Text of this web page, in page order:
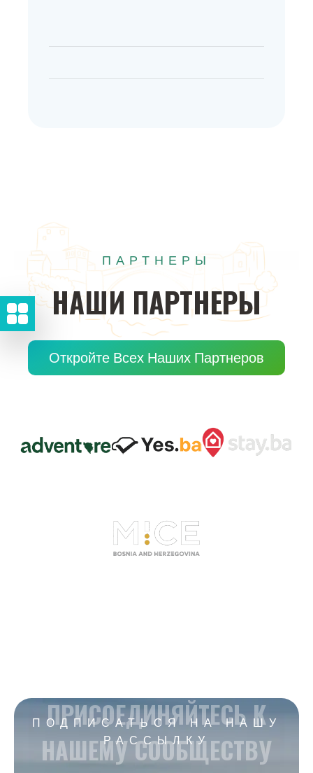
ПАРТНЕРЫ
НАШИ ПАРТНЕРЫ
Откройте Всех Наших Партнеров
ПОДПИСАТЬСЯ НА НАШУ
РАССЫЛКУ
ПРИСОЕДИНЯЙТЕСЬ К
НАШЕМУ СООБЩЕСТВУ